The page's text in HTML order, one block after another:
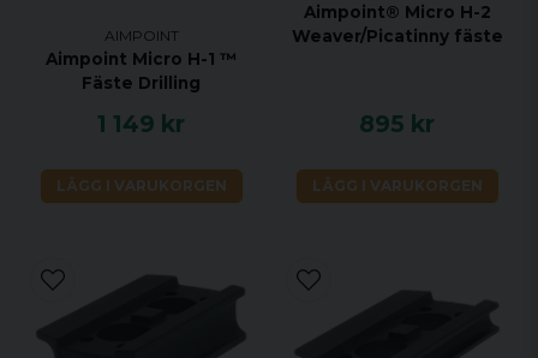
AIMPOINT
Aimpoint Micro H-1 ™
Fäste Drilling
1 149 kr
LÄGG I VARUKORGEN
Aimpoint® Micro H-2
Weaver/Picatinny fäste
895 kr
LÄGG I VARUKORGEN